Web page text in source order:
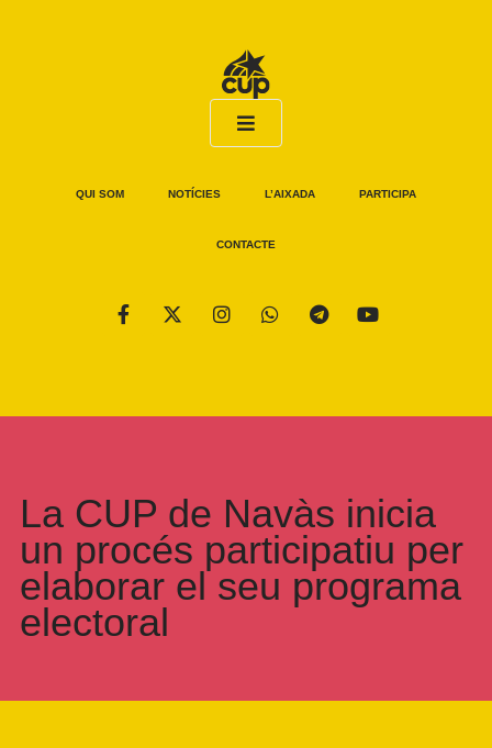
QUI SOM NOTÍCIES L’AIXADA PARTICIPA
CONTACTE
La CUP de Navàs inicia
un procés participatiu per
elaborar el seu programa
electoral